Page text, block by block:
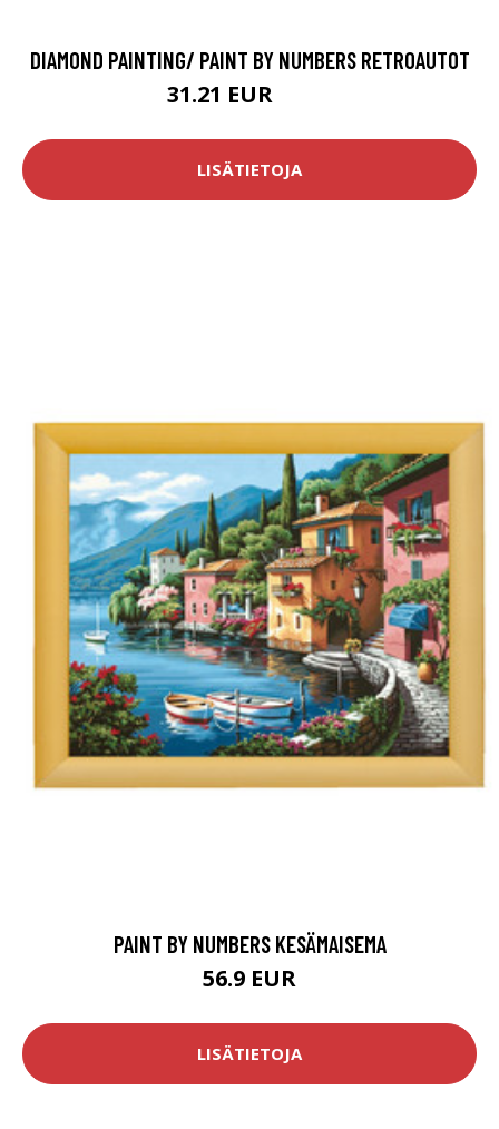
DIAMOND PAINTING/ PAINT BY NUMBERS RETROAUTOT
31.21 EUR
LISÄTIETOJA
PAINT BY NUMBERS KESÄMAISEMA
56.9 EUR
LISÄTIETOJA